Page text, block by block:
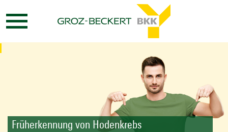
Früherkennung von Hodenkrebs